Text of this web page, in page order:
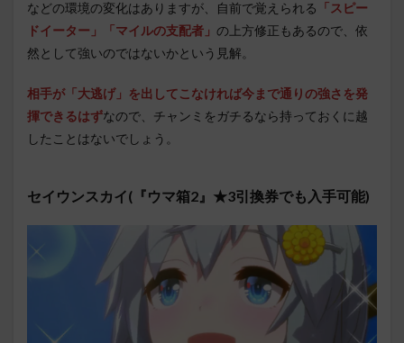
などの環境の変化はありますが、自前で覚えられる 「スピー
ドイーター」「マイルの支配者」 の上方修正もあるので、依
然として強いのではないかという見解。
相手が「大逃げ」を出してこなければ今まで通りの強さを発
揮できるはずなので、チャンミをガチるなら持っておくに越
したことはないでしょう。
セイウンスカイ(『ウマ箱2』★3引換券でも入手可能)